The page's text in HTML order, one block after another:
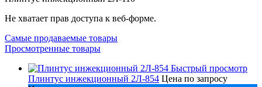
Не хватает прав доступа к веб-форме.
Самые продаваемые товары
Просмотренные товары
Быстрый просмотр
Плинтус инжекционный 2Л-854 Цена по запросу